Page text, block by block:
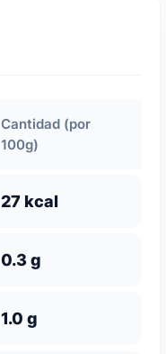
Cantidad (por
100g)
27 kcal
0.3 g
1.0 g